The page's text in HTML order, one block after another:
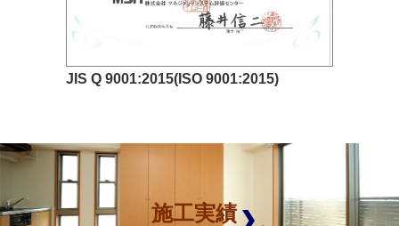
JIS Q 9001:2015(ISO 9001:2015)
施工実績